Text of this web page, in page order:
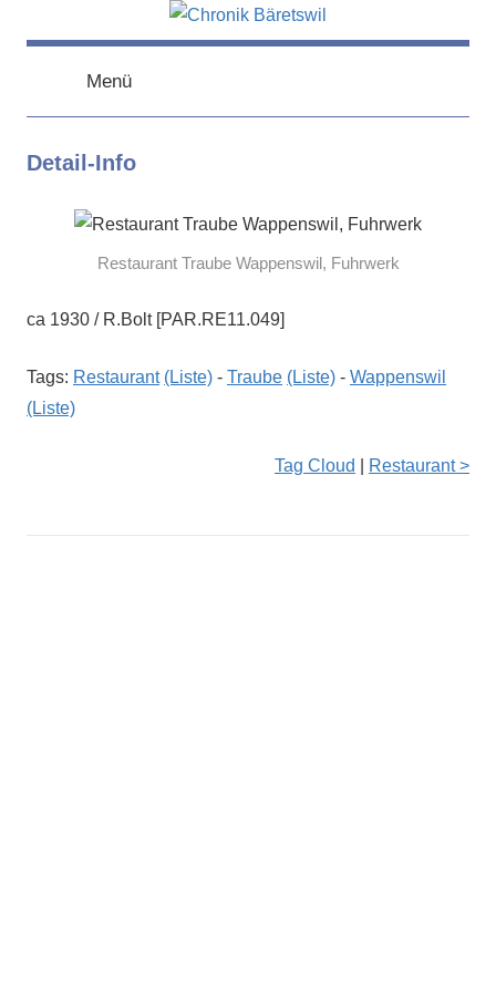
Inhalt chronik-
baeretswil.ch
baeretswil.ch
Menü
Detail-Info
Restaurant Traube Wappenswil, Fuhrwerk
ca 1930 / R.Bolt [PAR.RE11.049]
Tags: Restaurant (Liste) - Traube (Liste) - Wappenswil
(Liste)
Tag Cloud Restaurant >